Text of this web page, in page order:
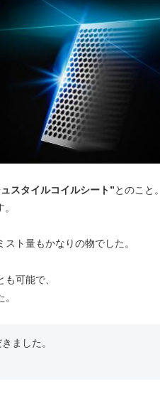
スタイルコイルシート”とのこと。
ト量もかなりの物でした。
可能で、
ました。